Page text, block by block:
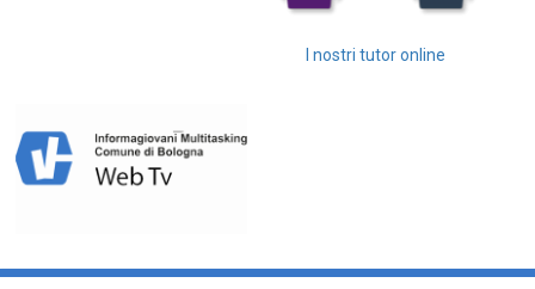
I nostri tutor online